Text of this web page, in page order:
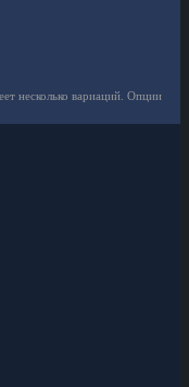
несколько вариаций. Опции